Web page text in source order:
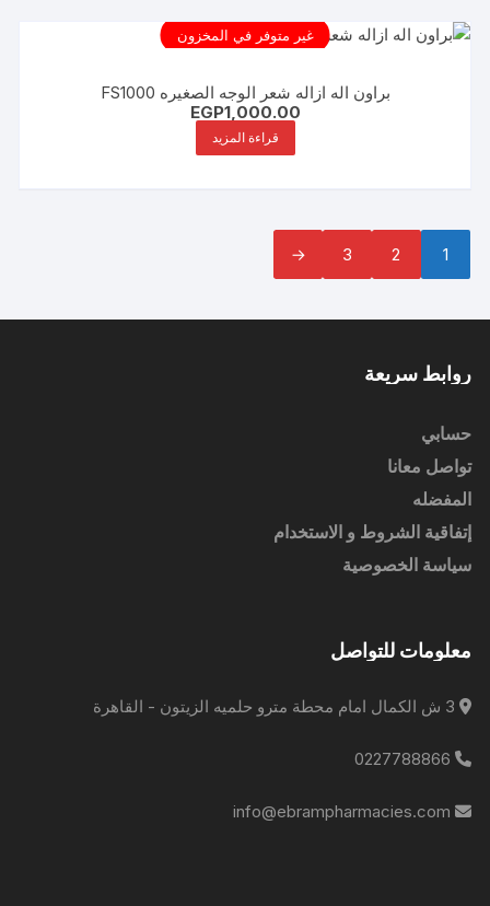
غير متوفر في المخزون
براون اله ازاله شعر الوجه الصغيره FS1000
EGP1,000.00
قراءة المزيد
1
2
3
←
روابط سريعة
حسابي
تواصل معانا
المفضله
إتفاقية الشروط و الاستخدام
سياسة الخصوصية
معلومات للتواصل